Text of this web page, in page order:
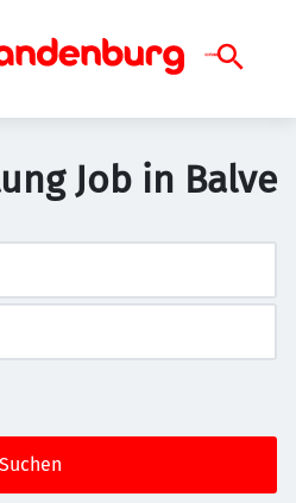
Job in Balve
Suchen